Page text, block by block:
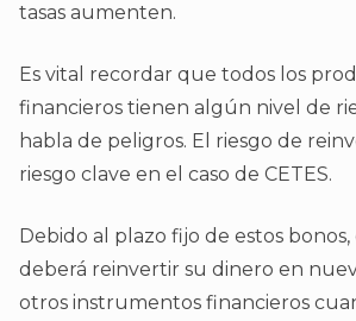
tasas aumenten.
Es vital recordar que todos los
financieros tienen algún nivel de
habla de peligros. El riesgo de
riesgo clave en el caso de CETES.
Debido al plazo fijo de estos
deberá reinvertir su dinero en
otros instrumentos financieros